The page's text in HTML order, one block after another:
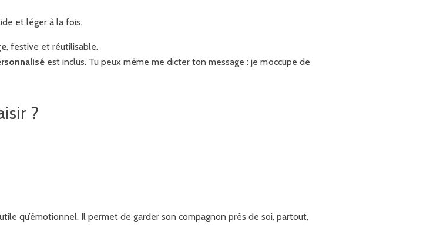
et léger à la fois.
, festive et réutilisable.
est inclus. Tu peux même me dicter ton message : je m’occupe de
?
qu’émotionnel. Il permet de garder son compagnon près de soi, partout,